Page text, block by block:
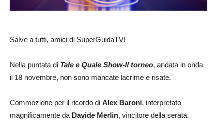
Salve a tutti, amici di SuperGuidaTV!
Nella puntata di Tale e Quale Show-Il torneo, andata in onda
il 18 novembre, non sono mancate lacrime e risate.
Commozione per il ricordo di Alex Baroni, interpretato
magnificamente da Davide Merlin, vincitore della serata.